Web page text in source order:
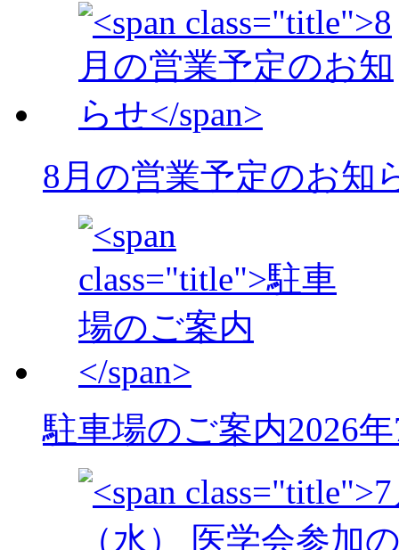
8月の営業予定のお知
駐車場のご案内2026